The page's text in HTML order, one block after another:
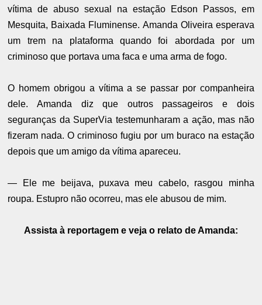
vítima de abuso sexual na estação Edson Passos, em
Mesquita, Baixada Fluminense. Amanda Oliveira esperava
um trem na plataforma quando foi abordada por um
criminoso que portava uma faca e uma arma de fogo.
O homem obrigou a vítima a se passar por companheira
dele. Amanda diz que outros passageiros e dois
seguranças da SuperVia testemunharam a ação, mas não
fizeram nada. O criminoso fugiu por um buraco na estação
depois que um amigo da vítima apareceu.
— Ele me beijava, puxava meu cabelo, rasgou minha
roupa. Estupro não ocorreu, mas ele abusou de mim.
Assista à reportagem e veja o relato de Amanda: